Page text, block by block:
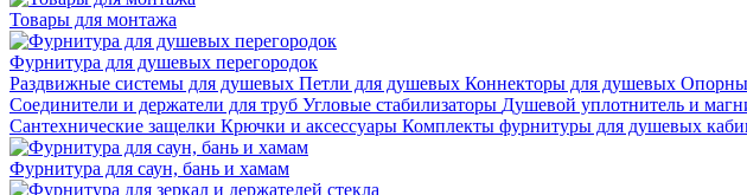
Товары для монтажа
Фурнитура для душевых перегородок
Раздвижные системы для душевых Петли для душевых Коннекторы для душевых
Соединители и держатели для труб Угловые стабилизаторы Душевой уплотнитель и
Сантехнические защелки Крючки и аксессуары Комплекты фурнитуры для душевых
Фурнитура для саун, бань и хамам